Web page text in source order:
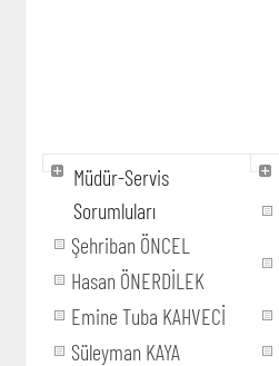
Müdür-Servis
Sorumluları
Şehriban ÖNCEL
Hasan ÖNERDİLEK
Emine Tuba KAHVECİ
Süleyman KAYA